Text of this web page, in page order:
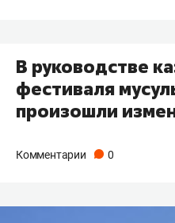
В руководстве
фестиваля
произошли
Комментарии 0